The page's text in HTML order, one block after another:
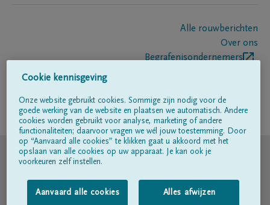
Alle rouwberichten
Over ons
Begrafenisondernemers
Volg ons op
© DELA
Gebruiksvoorwaarden
Cookie kennisgeving
Onze website gebruikt cookies. Sommige zijn nodig voor de
goede werking van de website en plaatsen we automatisch. Andere
cookies worden gebruikt voor analyse, marketing of andere
functionaliteiten; daarvoor vragen we wél jouw toestemming. Door
op “Aanvaard alle cookies” te klikken gaat u akkoord met het
opslaan van alle cookies op uw apparaat. Je kan ook je
voorkeuren zelf instellen.
Aanvaard alle cookies Alles afwijzen